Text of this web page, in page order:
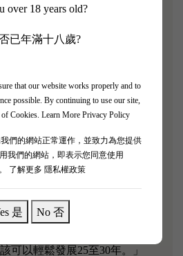
over 18 years old?
已年滿十八歲?
that our website works properly and to
possible. By continuing to use our site,
Cookies. Learn More Privacy Policy
們的網站正常運作，並致力為您提供
我們的網站，即表示您同意使用
了解更多 隱私權政策
是 No 否
酒「Chateau Leoville
醋栗香氣，紮實的莓果風味刺
滿，尾韻悠長，是款耐人尋味
，帶有黑醋栗和甘草的芬芳氣
2012是一種相對較大，濃
可以輕鬆發展25至30年。」